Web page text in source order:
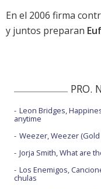
En el 2006 firma
y juntos preparan
PRO.
Leon Bridges,
anytime
Weezer, Weezer
Jorja Smith, What are
Los Enemigos,
chulas